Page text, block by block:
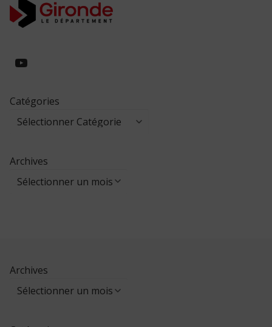
https://www.youtube.com/
Catégories
Archives
Archives